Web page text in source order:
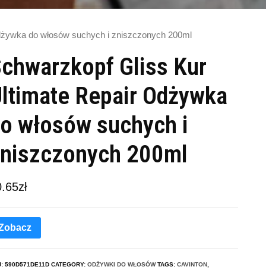
do włosów suchych i zniszczonych 200ml
Gliss Kur
Repair Odżywka
włosów suchych i
200ml
zł
590D571DE11D CATEGORY: ODŻYWKI DO WŁOSÓW TAGS: CAVINTON